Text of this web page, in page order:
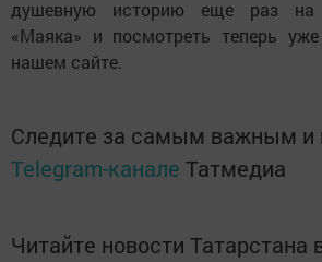
душевную историю еще раз на
«Маяка» и посмотреть теперь
нашем сайте.
Следите за самым важным и
Telegram-канале Татмедиа
Читайте новости Татарстана